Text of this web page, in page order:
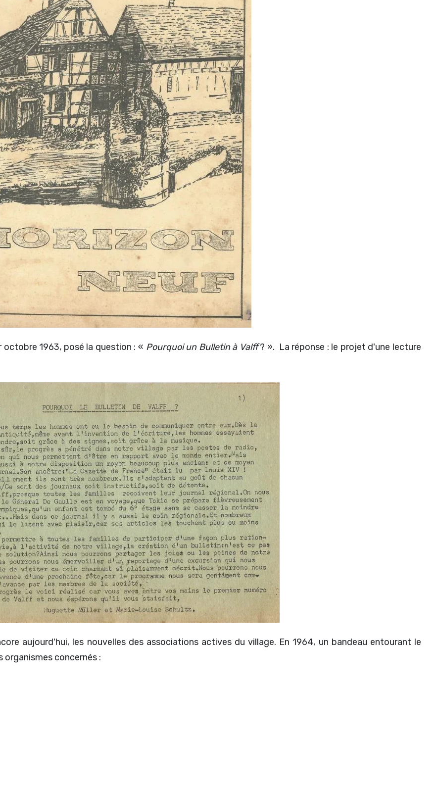
octobre 1963, posé la question : « Pourquoi un Bulletin à Valff? ». La réponse : le projet d'une lecture
aujourd'hui, les nouvelles des associations actives du village. En 1964, un bandeau entourant le
concernés :